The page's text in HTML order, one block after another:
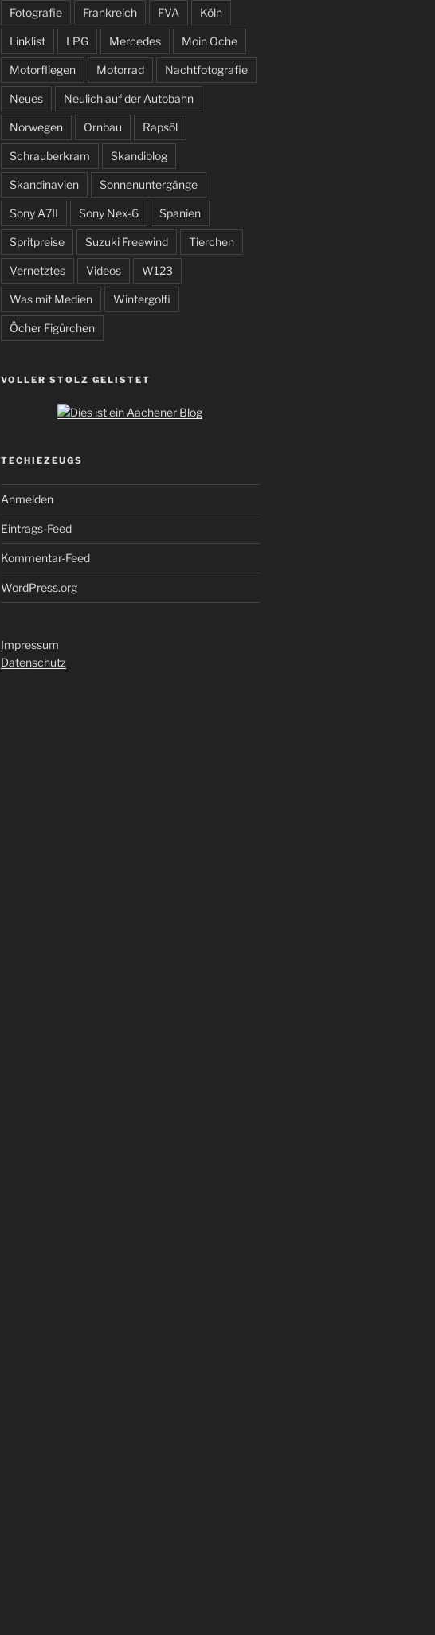
Fotografie Frankreich FVA Köln
Linklist LPG Mercedes Moin Oche
Motorfliegen Motorrad Nachtfotografie
Neues Neulich auf der Autobahn
Norwegen Ornbau Rapsöl
Schrauberkram Skandiblog
Skandinavien Sonnenuntergänge
Sony A7II Sony Nex-6 Spanien
Spritpreise Suzuki Freewind Tierchen
Vernetztes Videos W123
Was mit Medien Wintergolfi
Öcher Figürchen
VOLLER STOLZ GELISTET
TECHIEZEUGS
Anmelden
Eintrags-Feed
Kommentar-Feed
WordPress.org
Impressum
Datenschutz